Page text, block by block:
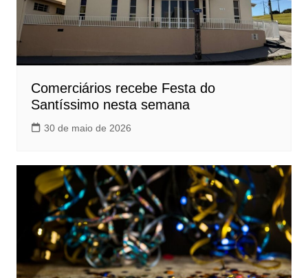
Comerciários recebe Festa do
Santíssimo nesta semana
30 de maio de 2026